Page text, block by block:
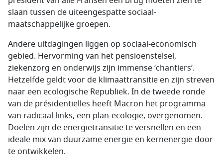
slaan tussen de uiteengespatte sociaal-
maatschappelijke groepen.
Andere uitdagingen liggen op sociaal-economisch
gebied. Hervorming van het pensioenstelsel,
ziekenzorg en onderwijs zijn immense ‘chantiers’.
Hetzelfde geldt voor de klimaattransitie en zijn streven
naar een ecologische Republiek. In de tweede ronde
van de présidentielles heeft Macron het programma
van radicaal links, een plan-ecologie, overgenomen.
Doelen zijn de energietransitie te versnellen en een
ideale mix van duurzame energie en kernenergie door
te ontwikkelen.